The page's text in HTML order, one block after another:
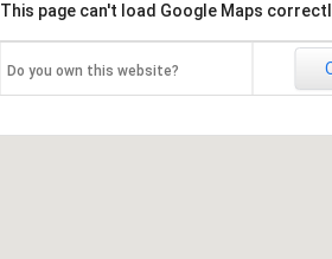
This page can't load Google Maps
Do you own this website?